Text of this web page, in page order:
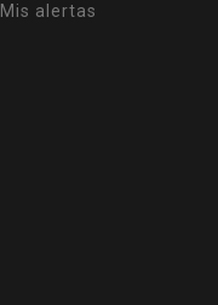
Mis alertas